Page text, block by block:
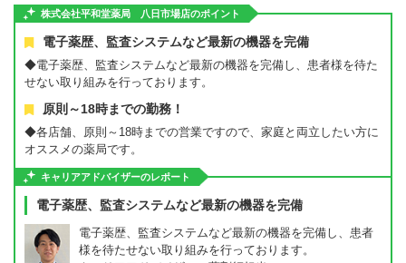
株式会社平和堂薬局 八日市場店のポイント
電子薬歴、監査システムなど最新の機器を完備
◆電子薬歴、監査システムなど最新の機器を完備し、患者様を待た
せない取り組みを行っております。
原則～18時までの勤務！
◆各店舗、原則～18時までの営業ですので、家庭と両立したい方に
オススメの薬局です。
キャリアアドバイザーのレポート
電子薬歴、監査システムなど最新の機器を完備
電子薬歴、監査システムなど最新の機器を完備し、患者
様を待たせない取り組みを行っております。